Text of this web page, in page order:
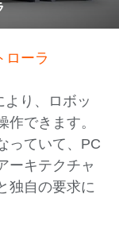
ローラ
より、ロボッ
作できます。
っていて、PC
ーキテクチャ
独自の要求に